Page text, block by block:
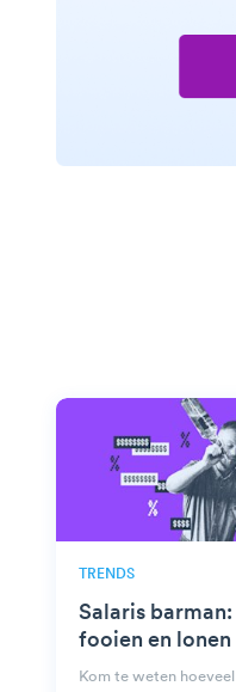
TRENDS
Salaris
fooien en lonen
Kom te weten